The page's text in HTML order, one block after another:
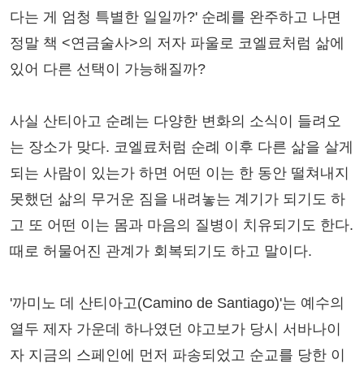
다는 게 엄청 특별한 일일까?' 순례를 완주하고 나면
정말 책 <연금술사>의 저자 파울로 코엘료처럼 삶에
있어 다른 선택이 가능해질까?
사실 산티아고 순례는 다양한 변화의 소식이 들려오
는 장소가 맞다. 코엘료처럼 순례 이후 다른 삶을 살게
되는 사람이 있는가 하면 어떤 이는 한 동안 떨쳐내지
못했던 삶의 무거운 짐을 내려놓는 계기가 되기도 하
고 또 어떤 이는 몸과 마음의 질병이 치유되기도 한다.
때로 허물어진 관계가 회복되기도 하고 말이다.
'까미노 데 산티아고(Camino de Santiago)'는 예수의
열두 제자 가운데 하나였던 야고보가 당시 서바나이
자 지금의 스페인에 먼저 파송되었고 순교를 당한 이